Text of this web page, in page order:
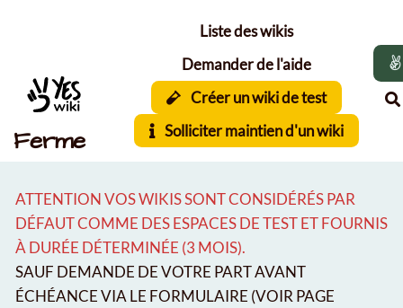
Ferme
Liste des wikis
Demander de l'aide
Créer un wiki de test
Solliciter maintien d'un wiki
ATTENTION VOS WIKIS SONT CONSIDÉRÉS PAR
DÉFAUT COMME DES ESPACES DE TEST ET FOURNIS
À DURÉE DÉTERMINÉE (3 MOIS).
SAUF DEMANDE DE VOTRE PART AVANT
ÉCHÉANCE VIA LE FORMULAIRE (VOIR PAGE